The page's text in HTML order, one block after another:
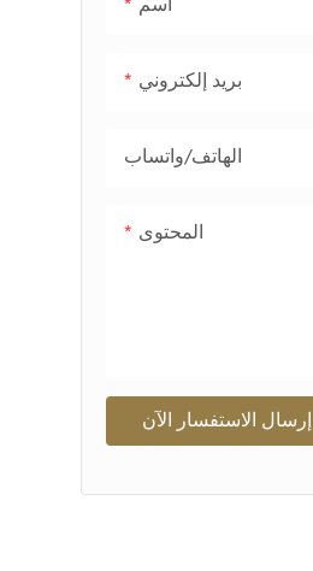
بريد إلكتروني
الهاتف/واتساب
المحتوى
إرسال الاستفسار الآن